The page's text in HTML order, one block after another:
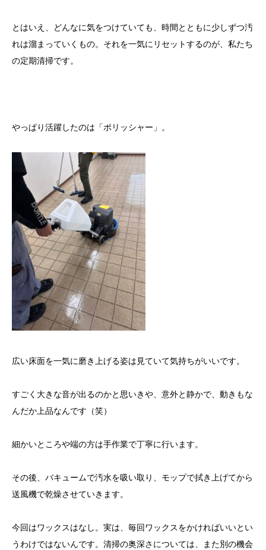
とはいえ、どんなに気をつけていても、時間とともに少しずつ汚
れは溜まっていくもの。それを一気にリセットするのが、私たち
の定期清掃です。
やっぱり活躍したのは「ポリッシャー」。
広い床面を一気に磨き上げる姿は見ていて気持ちがいいです。
すごく大きな音が出るのかと思いきや、意外と静かで、動きもな
んだか上品なんです（笑）
細かいところや端の方は手作業で丁寧に行います。
その後、バキュームで汚水を吸い取り、モップで拭き上げてから
送風機で乾燥させていきます。
今回はワックスはなし。実は、毎回ワックスをかければいいとい
うわけではないんです。清掃の奥深さについては、また別の機会